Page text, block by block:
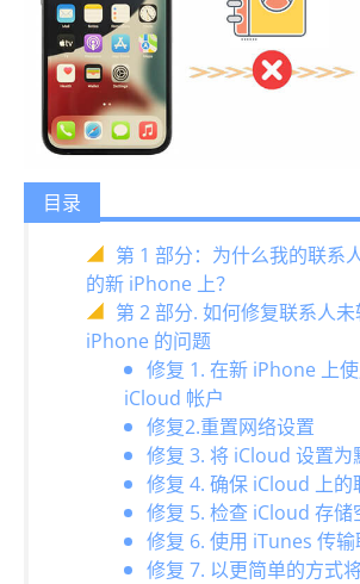
目录
第 1 部分：为什么我的联系
的新 iPhone 上？
第 2 部分. 如何修复联系人
iPhone 的问题
修复 1. 在新 iPhone 上
iCloud 帐户
修复2.重置网络设置
修复 3. 将 iCloud 设置为
修复 4. 确保 iCloud 上的
修复 5. 检查 iCloud 存储
修复 6. 使用 iTunes 传输
修复 7. 以更简单的方式